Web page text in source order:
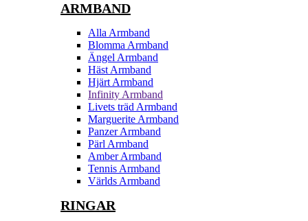
ARMBAND
Alla Armband
Blomma Armband
Ängel Armband
Häst Armband
Hjärt Armband
Infinity Armband
Livets träd Armband
Marguerite Armband
Panzer Armband
Pärl Armband
Amber Armband
Tennis Armband
Världs Armband
RINGAR